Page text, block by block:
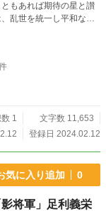
もあれば期待の星と讃
乱世を統一し平和な時
足跡を追い、若き日の
徳川家康、伊達政宗と
に、一つの大きな物語
なる野望の軌跡を描く
1
文字数 11,653
登録日 2024.02.12
気に入り追加 0
将軍」足利義栄